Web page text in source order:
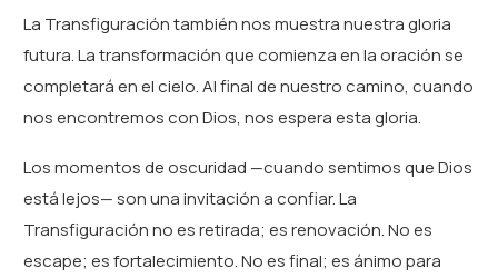
La Transfiguración también nos muestra nuestra gloria
futura. La transformación que comienza en la oración se
completará en el cielo. Al final de nuestro camino, cuando
nos encontremos con Dios, nos espera esta gloria.
Los momentos de oscuridad —cuando sentimos que Dios
está lejos— son una invitación a confiar. La
Transfiguración no es retirada; es renovación. No es
escape; es fortalecimiento. No es final; es ánimo para